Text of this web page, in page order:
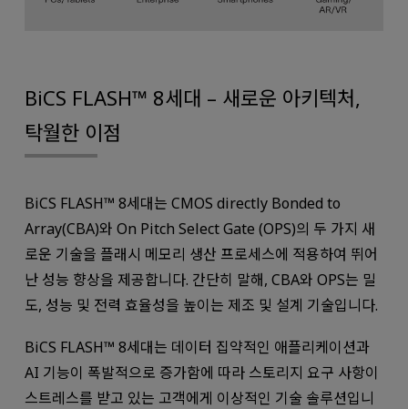
BiCS FLASH™ 8세대 – 새로운 아키텍처,
탁월한 이점
BiCS FLASH™ 8세대는 CMOS directly Bonded to
Array(CBA)와 On Pitch Select Gate (OPS)의 두 가지 새
로운 기술을 플래시 메모리 생산 프로세스에 적용하여 뛰어
난 성능 향상을 제공합니다. 간단히 말해, CBA와 OPS는 밀
도, 성능 및 전력 효율성을 높이는 제조 및 설계 기술입니다.
BiCS FLASH™ 8세대는 데이터 집약적인 애플리케이션과
AI 기능이 폭발적으로 증가함에 따라 스토리지 요구 사항이
스트레스를 받고 있는 고객에게 이상적인 기술 솔루션입니